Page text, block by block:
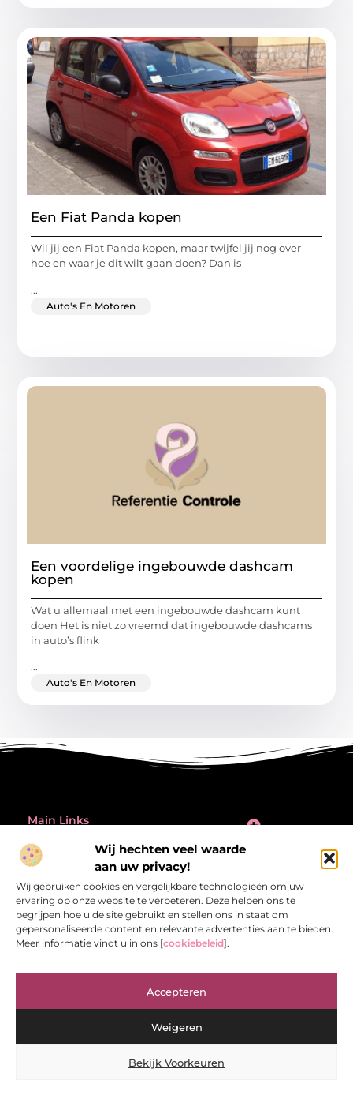
Wij hechten veel waarde
aan uw privacy!
Wij gebruiken cookies en vergelijkbare technologieën om uw
ervaring op onze website te verbeteren. Deze helpen ons te
begrijpen hoe u de site gebruikt en stellen ons in staat om
gepersonaliseerde content en relevante advertenties aan te bieden.
Meer informatie vindt u in ons [cookiebeleid].
Accepteren
Weigeren
Bekijk Voorkeuren
Een Fiat Panda kopen
Wil jij een Fiat Panda kopen, maar twijfel jij nog over
hoe en waar je dit wilt gaan doen? Dan is
...
Auto's En Motoren
Een voordelige ingebouwde dashcam
kopen
Wat u allemaal met een ingebouwde dashcam kunt
doen Het is niet zo vreemd dat ingebouwde dashcams
in auto’s flink
...
Auto's En Motoren
Main Links
@2025 All Right Reserved.
www.referentiecontrole.nl
Bericht categorie
Referentiecontrole.nl – Jouw bron van
verrassend maken.